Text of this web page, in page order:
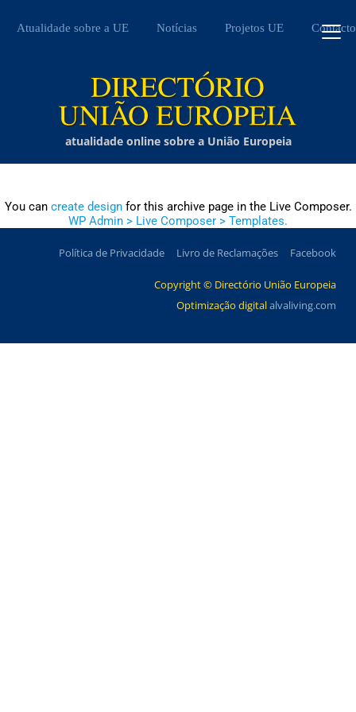
Atualidade sobre a UE Notícias Projetos UE Contacto
atualidade online sobre a União Europeia
You can create designfor this archive page in the Live Composer.
WP Admin > Live Composer > Templates.
Política de Privacidade Livro de Reclamações Facebook
Copyright © Directório União Europeia
Optimização digitalalvaliving.com